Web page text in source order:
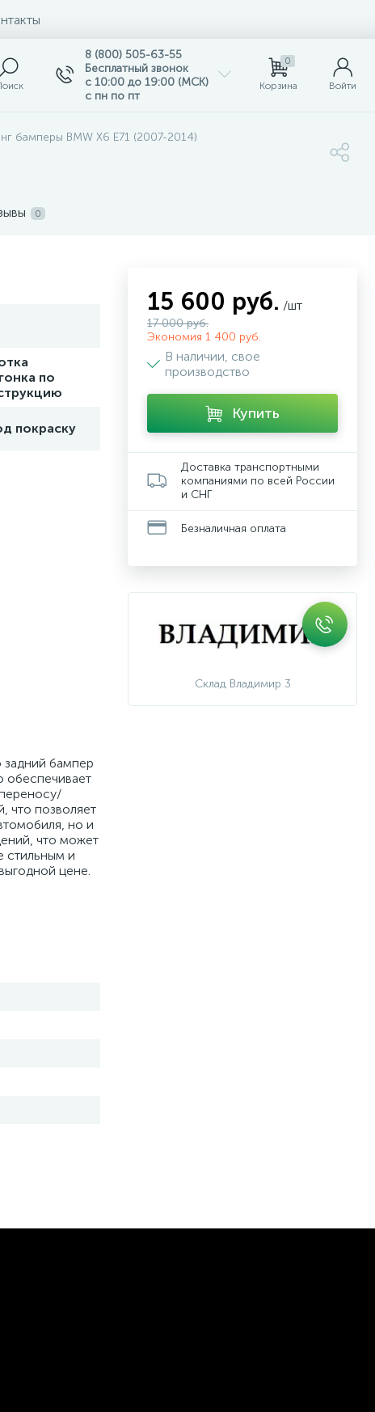
8 (800) 505-63-55
Бесплатный звонок
с 10:00 до 19:00 (МСК)
с пн по пт
0
Корзина Войти
бамперы BMW X6 E71 (2007-2014)
0
по
покраску
задний бампер
обеспечивает
что позволяет
но и
что может
стильным и
цене.
15 600 руб. /шт
17 000 руб.
Экономия 1 400 руб.
В наличии, свое
производство
Купить
Доставка транспортными
компаниями по всей России
и СНГ
Безналичная оплата
Склад Владимир 3